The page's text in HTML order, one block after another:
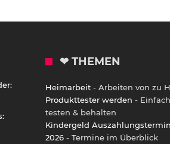
❤ THEMEN
Heimarbeit - Arbeiten von zu
Produkttester werden - Einfach
testen & behalten
Kindergeld
2026 - Termine im Überblick